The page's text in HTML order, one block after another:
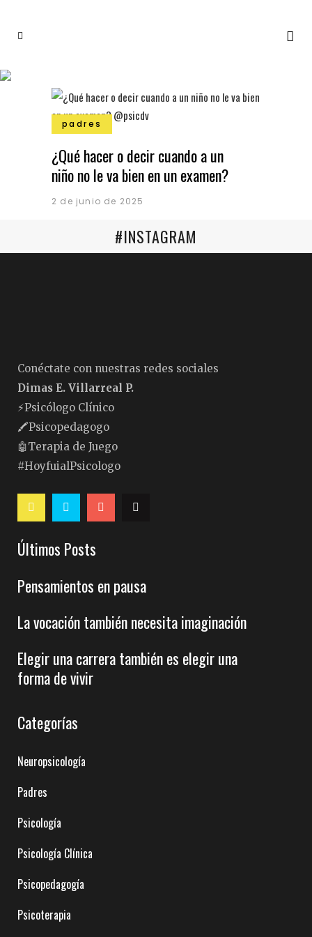
padres
¿Qué hacer o decir cuando a un
niño no le va bien en un examen?
2 de junio de 2025
#INSTAGRAM
Conéctate con nuestras redes sociales
Dimas E. Villarreal P.
⚡️Psicólogo Clínico
🖍Psicopedagogo
🤖Terapia de Juego
#HoyfuialPsicologo
Últimos Posts
Pensamientos en pausa
La vocación también necesita imaginación
Elegir una carrera también es elegir una
forma de vivir
Categorías
Neuropsicología
Padres
Psicología
Psicología Clínica
Psicopedagogía
Psicoterapia